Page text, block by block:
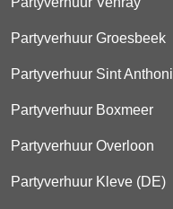
Partyverhuur Groesbeek
Partyverhuur Sint
Partyverhuur Boxmeer
Partyverhuur Overloon
Partyverhuur Kleve (DE)